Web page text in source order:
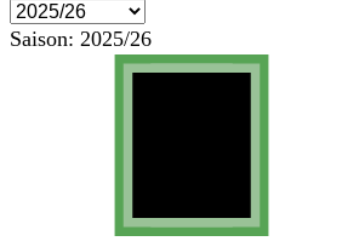
Saison: 2025/26